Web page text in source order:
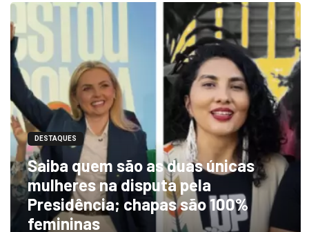
DESTAQUES
Saiba quem são as duas únicas
mulheres na disputa pela
Presidência; chapas são 100%
femininas